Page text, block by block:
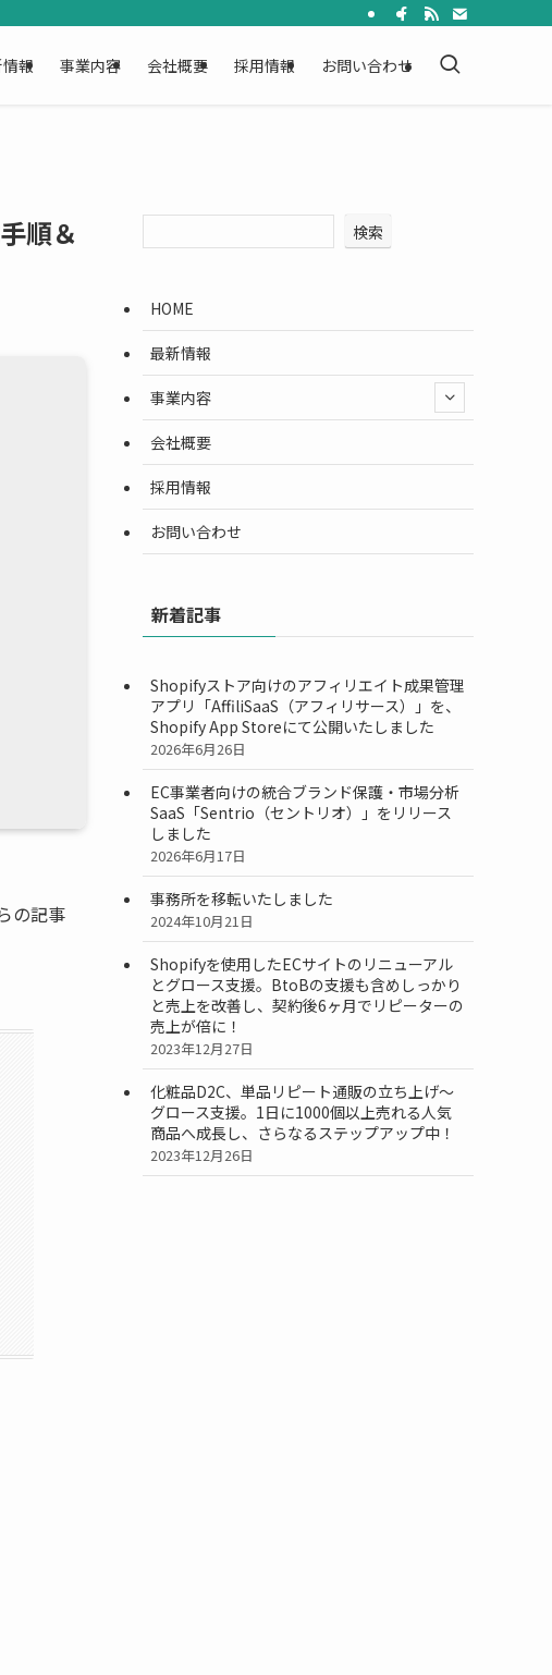
報 事業内容 会社概要 採用情報 お問い合わせ
順＆
の記事
検索
HOME
最新情報
事業内容
会社概要
採用情報
お問い合わせ
新着記事
Shopifyストア向けのアフィリエイト成果管理
アプリ「AffiliSaaS（アフィリサース）」を、
Shopify App Storeにて公開いたしました
2026年6月26日
EC事業者向けの統合ブランド保護・市場分析
SaaS「Sentrio（セントリオ）」をリリース
しました
2026年6月17日
事務所を移転いたしました
2024年10月21日
Shopifyを使用したECサイトのリニューアル
とグロース支援。BtoBの支援も含めしっかり
と売上を改善し、契約後6ヶ月でリピーターの
売上が倍に！
2023年12月27日
化粧品D2C、単品リピート通販の立ち上げ〜
グロース支援。1日に1000個以上売れる人気
商品へ成長し、さらなるステップアップ中！
2023年12月26日